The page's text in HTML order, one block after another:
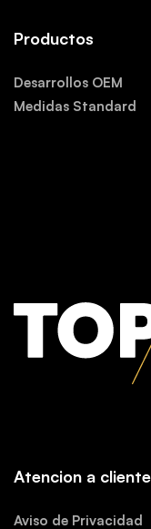
Productos
Desarrollos OEM
Medidas Standard
Atencion a
Aviso de Privacidad